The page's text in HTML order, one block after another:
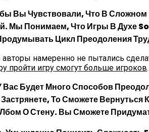
Вы Чувствовали, Что В Сложном
Мы Понимаем, Что Игры В Духе
Цикл Преодоления
авторы намеренно не пытались
пройти игру смогут больше игроков.
У Вас Будет Много Способов
То Сможете
О Стену. Вы Сможете